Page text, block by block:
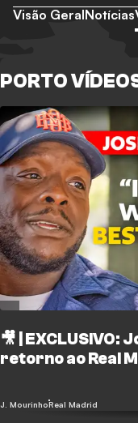
Visão GeralNotícias
PORTO
🎥 | EXCLUSIVO:
retorno ao Real
J. MourinhoReal Madrid